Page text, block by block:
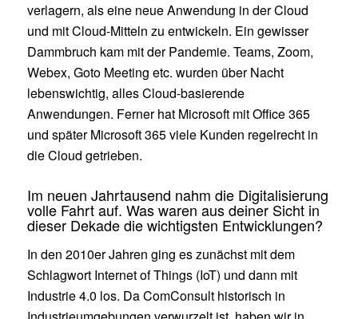
verlagern, als eine neue Anwendung in der Cloud
und mit Cloud-Mitteln zu entwickeln. Ein gewisser
Dammbruch kam mit der Pandemie. Teams, Zoom,
Webex, Goto Meeting etc. wurden über Nacht
lebenswichtig, alles Cloud-basierende
Anwendungen. Ferner hat Microsoft mit Office 365
und später Microsoft 365 viele Kunden regelrecht in
die Cloud getrieben.
Im neuen Jahrtausend nahm die Digitalisierung
volle Fahrt auf. Was waren aus deiner Sicht in
dieser Dekade die wichtigsten Entwicklungen?
In den 2010er Jahren ging es zunächst mit dem
Schlagwort Internet of Things (IoT) und dann mit
Industrie 4.0 los. Da ComConsult historisch in